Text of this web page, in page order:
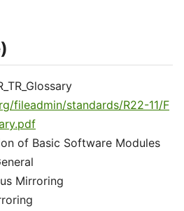
fileadmin/standards/R22-11/F
of Basic Software Modules
Mirroring